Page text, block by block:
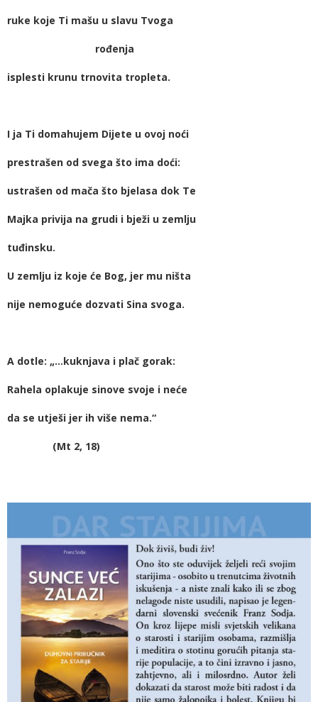
ruke koje Ti mašu u slavu Tvoga
rođenja
isplesti krunu trnovita tropleta.
I ja Ti domahujem Dijete u ovoj noći
prestrašen od svega što ima doći:
ustrašen od mača što bjelasa dok Te
Majka privija na grudi i bježi u zemlju
tuđinsku.
U zemlju iz koje će Bog, jer mu ništa
nije nemoguće dozvati Sina svoga.
A dotle: „…kuknjava i plač gorak:
Rahela oplakuje sinove svoje i neće
da se utješi jer ih više nema.“
(Mt 2, 18)